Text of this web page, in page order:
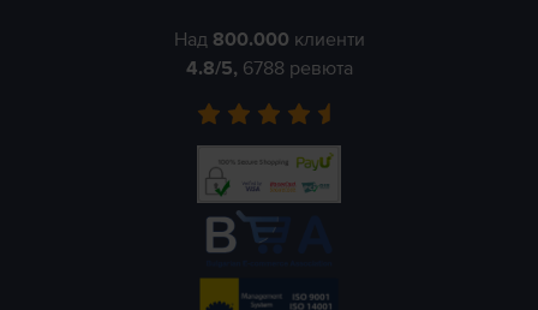
Над 800.000 клиенти
4.8/5, 6788 ревюта